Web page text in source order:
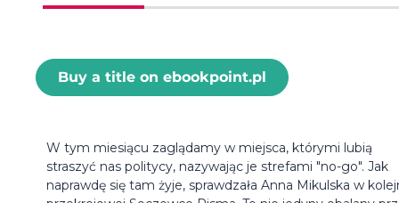
Buy a title on ebookpoint.pl
W tym miesiącu zaglądamy w miejsca, którymi lubią
straszyć nas politycy, nazywając je strefami "no-go". Jak
naprawdę się tam żyje, sprawdzała Anna Mikulska w